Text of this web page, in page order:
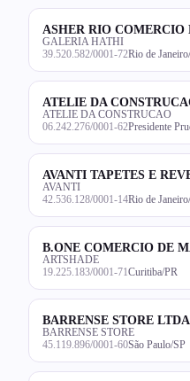
ASHER RIO COMERCIO
GALERIA HATHI
39.520.582/0001-72Rio de
ATELIE DA
ATELIE DA CONSTRUCAO
06.242.276/0001-62Presidente
AVANTI TAPETES E
AVANTI
42.536.128/0001-14Rio de
B.ONE COMERCIO DE
ARTSHADE
19.225.183/0001-71 Curitiba/PR
BARRENSE STORE LTDA
BARRENSE STORE
45.119.896/0001-60São Paulo/SP